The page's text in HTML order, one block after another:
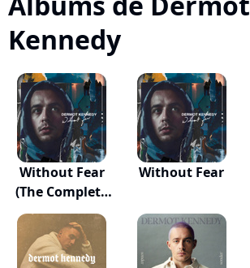
Kennedy
Without Fear
(The Complete
Ed...
Without Fear